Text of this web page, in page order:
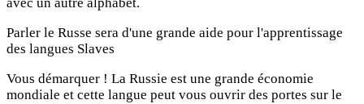
Parler le Russe sera d'une grande aide pour l'apprentissage
des langues Slaves
Vous démarquer ! La Russie est une grande économie
mondiale et cette langue peut vous ouvrir des portes sur le